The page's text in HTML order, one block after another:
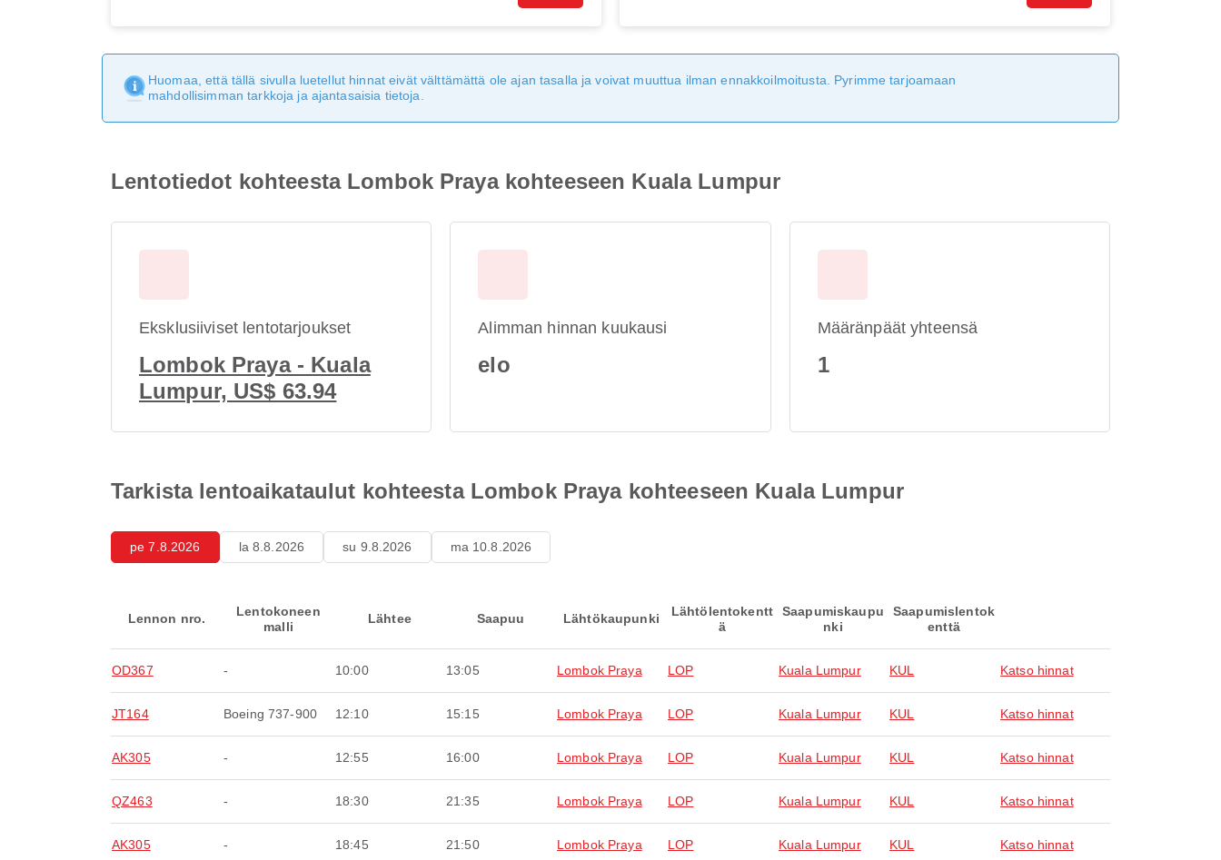
Huomaa, että tällä sivulla luetellut hinnat eivät välttämättä ole ajan tasalla ja voivat muuttua ilman ennakkoilmoitusta. Pyrimme tarjoamaan
mahdollisimman tarkkoja ja ajantasaisia tietoja.
Lentotiedot kohteesta Lombok Praya kohteeseen Kuala Lumpur
Eksklusiiviset lentotarjoukset
Lombok Praya - Kuala
Lumpur, US$ 63.94
Alimman hinnan kuukausi
elo
Määränpäät yhteensä
1
Tarkista lentoaikataulut kohteesta Lombok Praya kohteeseen Kuala Lumpur
pe 7.8.2026 la 8.8.2026 su 9.8.2026 ma 10.8.2026
Lennon nro.
Lentokoneen
malli
Lähtee Saapuu Lähtökaupunki
Lähtölentokentt
ä
Saapumiskaupu
nki
Saapumislentok
enttä
OD367 - 10:00 13:05 Lombok Praya LOP Kuala Lumpur KUL Katso hinnat
JT164 Boeing 737-900 12:10 15:15 Lombok Praya LOP Kuala Lumpur KUL Katso hinnat
AK305 - 12:55 16:00 Lombok Praya LOP Kuala Lumpur KUL Katso hinnat
QZ463 - 18:30 21:35 Lombok Praya LOP Kuala Lumpur KUL Katso hinnat
AK305 - 18:45 21:50 Lombok Praya LOP Kuala Lumpur KUL Katso hinnat